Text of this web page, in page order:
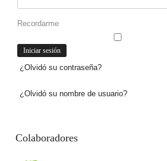
Recordarme
¿Olvidó su contraseña?
¿Olvidó su nombre de usuario?
Colaboradores